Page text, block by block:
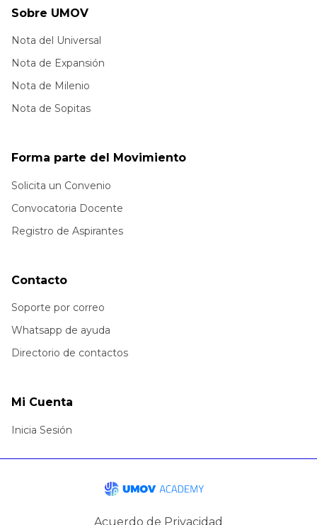
Sobre UMOV
Nota del Universal
Nota de Expansión
Nota de Milenio
Nota de Sopitas
Forma parte del Movimiento
Solicita un Convenio
Convocatoria Docente
Registro de Aspirantes
Contacto
Soporte por correo
Whatsapp de ayuda
Directorio de contactos
Mi Cuenta
Inicia Sesión
Acuerdo de Privacidad